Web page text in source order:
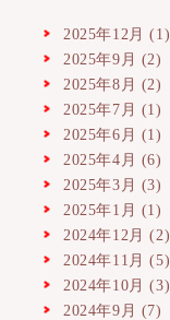
2025年12月 (1)
2025年9月 (2)
2025年8月 (2)
2025年7月 (1)
2025年6月 (1)
2025年4月 (6)
2025年3月 (3)
2025年1月 (1)
2024年12月 (2)
2024年11月 (5)
2024年10月 (3)
2024年9月 (7)